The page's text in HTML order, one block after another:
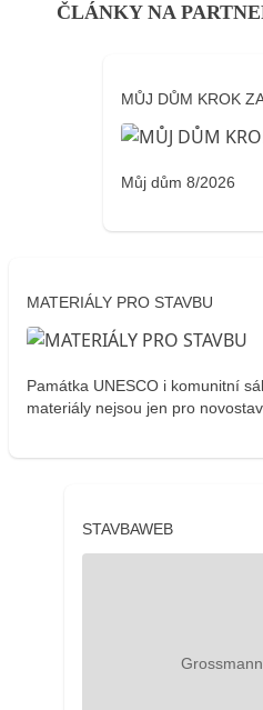
ČLÁNKY NA
MŮJ DŮM KROK
Můj dům 8/2026
MATERIÁLY PRO STAVBU
Památka UNESCO i komunitní
materiály nejsou jen pro
STAVBAWEB